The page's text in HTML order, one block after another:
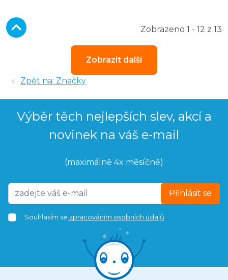
Zobrazeno 1 - 12 z 13
Zobrazit další
Zpět na: Značky
Výběr těch nejlepších slev, akcí a
novinek na váš e-mail
(maximálně 4x měsíčně)
Přihlásit se
Souhlasím se zpracováním osobních údajů